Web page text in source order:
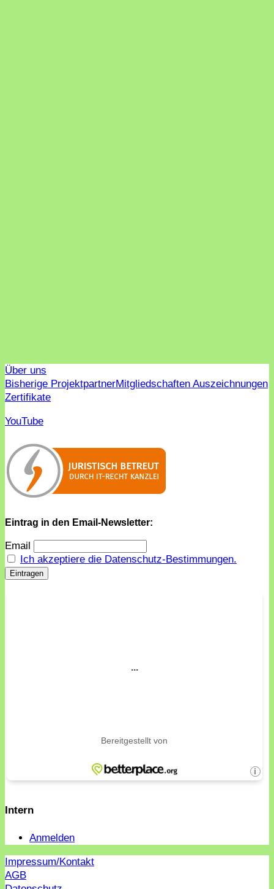
Über uns
Bisherige ProjektpartnerMitgliedschaften Auszeichnungen
Zertifikate
YouTube
Eintrag in den Email-Newsletter:
Email
Ich akzeptiere die Datenschutz-Bestimmungen.
Intern
Anmelden
Impressum/Kontakt
AGB